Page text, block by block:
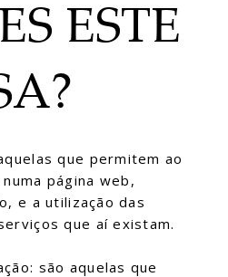
ESTE
que permitem ao
página web,
e a utilização das
que aí existam.
são aquelas que